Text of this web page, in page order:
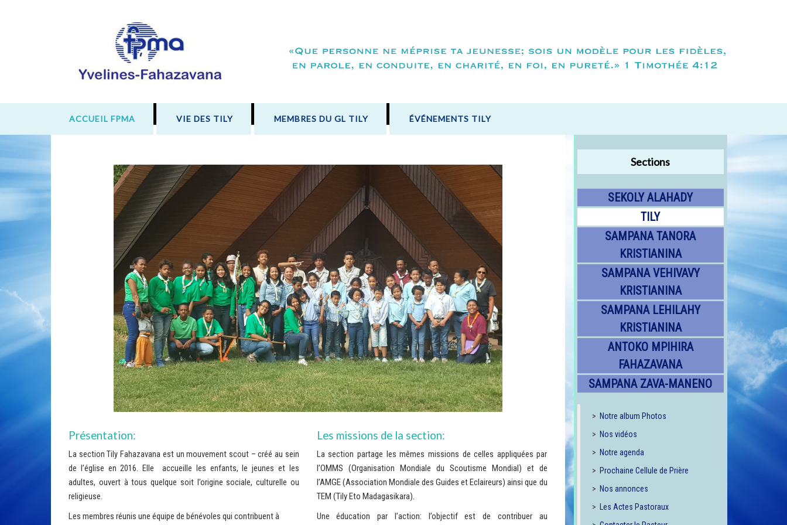
ACCUEIL FPMA VIE DES TILY MEMBRES DU GL TILY ÉVÉNEMENTS TILY
Présentation:
La section Tily Fahazavana est un mouvement scout – créé au sein
de l’église en 2016. Elle accueille les enfants, le jeunes et les
adultes, ouvert à tous quelque soit l’origine sociale, culturelle ou
religieuse.
Les membres réunis une équipe de bénévoles qui contribuent à
Les missions de la section:
La section partage les mêmes missions de celles appliquées par
l’OMMS (Organisation Mondiale du Scoutisme Mondial) et de
l’AMGE (Association Mondiale des Guides et Eclaireurs) ainsi que du
TEM (Tily Eto Madagasikara).
Une éducation par l’action: l’objectif est de contribuer au
Sections
SEKOLY ALAHADY
TILY
SAMPANA TANORA
KRISTIANINA
SAMPANA VEHIVAVY
KRISTIANINA
SAMPANA LEHILAHY
KRISTIANINA
ANTOKO MPIHIRA
FAHAZAVANA
SAMPANA ZAVA-MANENO
> Notre album Photos
> Nos vidéos
> Notre agenda
> Prochaine Cellule de Prière
> Nos annonces
>
Les Actes Pastoraux